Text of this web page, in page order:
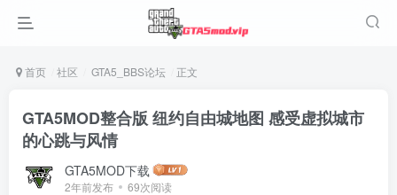
首页 社区 GTA5_BBS论坛 正文
GTA5MOD整合版 纽约自由城地图 感受虚拟城市
的心跳与风情
GTA5MOD下载
2年前发布 69次阅读